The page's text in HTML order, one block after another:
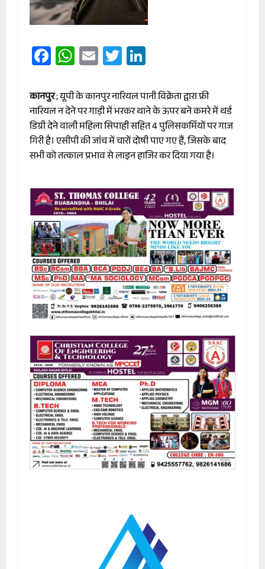
Facebook
WhatsApp
EmailTwitter
कानपुर; यूपी के कानपुर नारियल पानी विक्रेता द्वारा फ्री
नारियल न देने पर गाड़ी में भरकर थाने के ऊपर बने कमरे में थर्ड
डिग्री देने वाली महिला सिपाही सहित 4 पुलिसकर्मियों पर गाज
गिरी है। एसीपी की जांच में चारों दोषी पाए गए हैं, जिसके बाद
सभी को तत्काल प्रभाव से लाइन हाजिर कर दिया गया है।